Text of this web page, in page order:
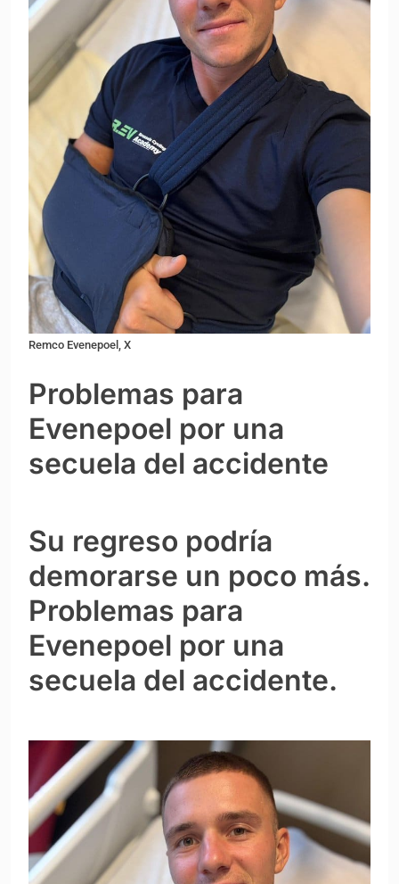
Remco Evenepoel, X
Problemas para
Evenepoel por una
secuela del accidente
Su regreso podría
demorarse un poco más.
Problemas para
Evenepoel por una
secuela del accidente.